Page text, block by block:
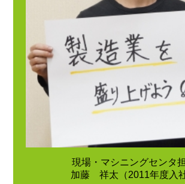
現場・マシニングセンタ
加藤 祥太（2011年度入社